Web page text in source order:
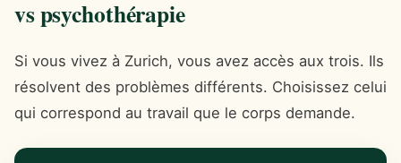
vs psychothérapie
Si vous vivez à Zurich, vous avez accès aux trois. Ils
résolvent des problèmes différents. Choisissez celui
qui correspond au travail que le corps demande.